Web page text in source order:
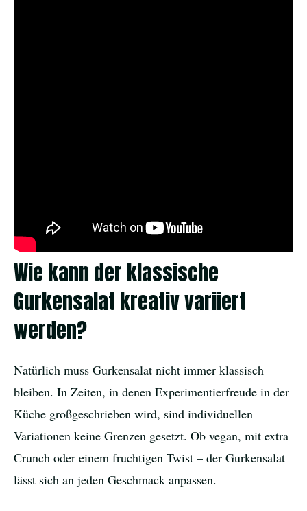
Wie kann der klassische
Gurkensalat kreativ variiert
werden?
Natürlich muss Gurkensalat nicht immer klassisch
bleiben. In Zeiten, in denen Experimentierfreude in der
Küche großgeschrieben wird, sind individuellen
Variationen keine Grenzen gesetzt. Ob vegan, mit extra
Crunch oder einem fruchtigen Twist – der Gurkensalat
lässt sich an jeden Geschmack anpassen.